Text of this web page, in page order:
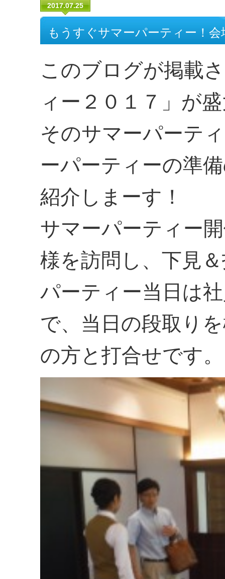
2017.07.25
もうすぐサマーパーティー！
このブログが掲載
ィー２０１７」が
そのサマーパーテ
ーパーティーの準
紹介しまーす！
サマーパーティー
様を訪問し、下見
パーティー当日は
で、当日の段取り
の方と打合せです。